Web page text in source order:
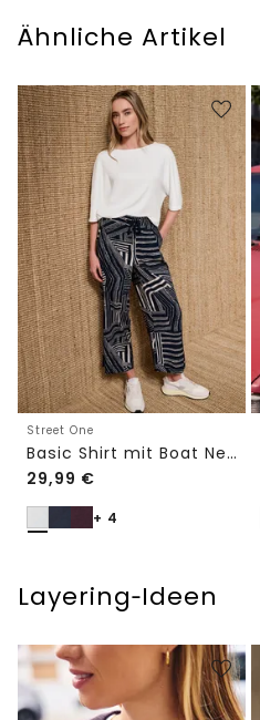
Ähnliche Artikel
Street One
Basic Shirt mit Boat Neck und Elastikbund
29,99 €
+ 4
Layering‑Ideen